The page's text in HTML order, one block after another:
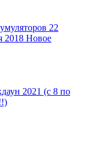
22
2018 Новое
2021 (с 8 по